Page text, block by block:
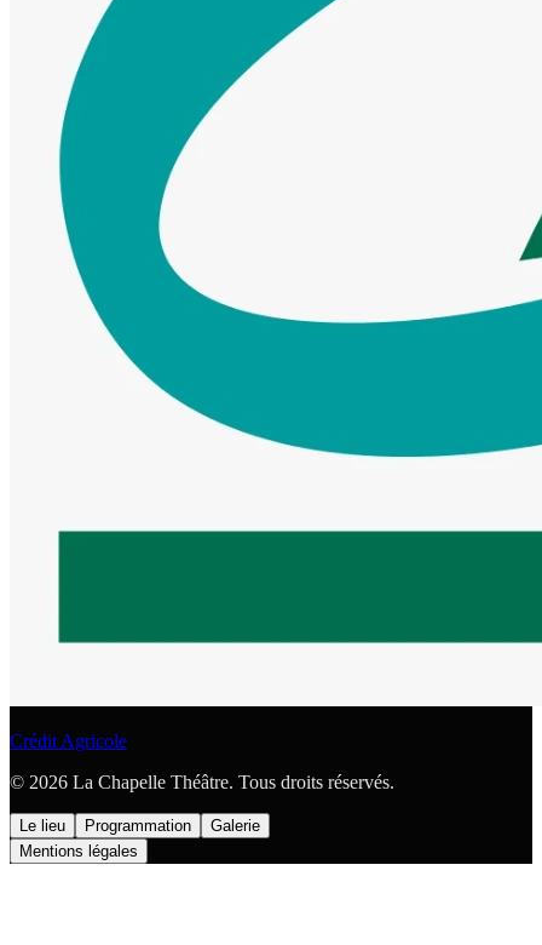
Crédit Agricole
© 2026 La Chapelle Théâtre. Tous droits réservés.
Le lieu Programmation
Galerie
Mentions légales